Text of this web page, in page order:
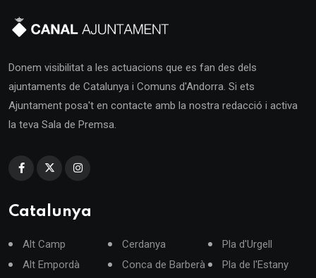
Donem visibilitat a les actuacions que es fan des dels
ajuntaments de Catalunya i Comuns d'Andorra. Si ets
Ajuntament posa't en contacte amb la nostra redacció i activa
la teva Sala de Premsa.
Catalunya
Alt Camp
Alt Empordà
Cerdanya
Conca de Barberà
Pla d'Urgell
Pla de l'Estany